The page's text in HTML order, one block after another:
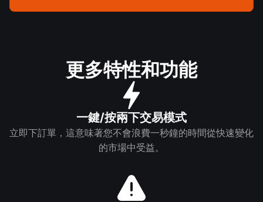
更多特性和功能
一鍵/按兩下交易模式
立即下訂單，這意味著您不會浪費一秒鐘的時間從快速變化
的市場中受益。